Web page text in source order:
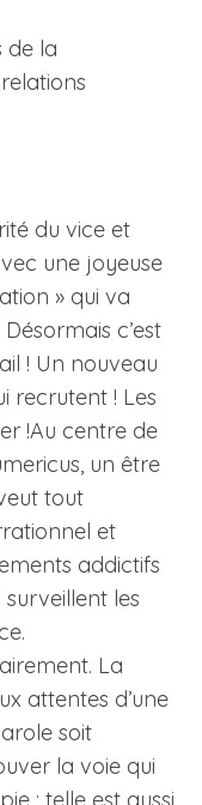
de la
du vice et
une joyeuse
» qui va
c’est
! Un nouveau
recrutent ! Les
!Au centre de
un être
tout
et
addictifs
les
La
attentes d’une
soit
la voie qui